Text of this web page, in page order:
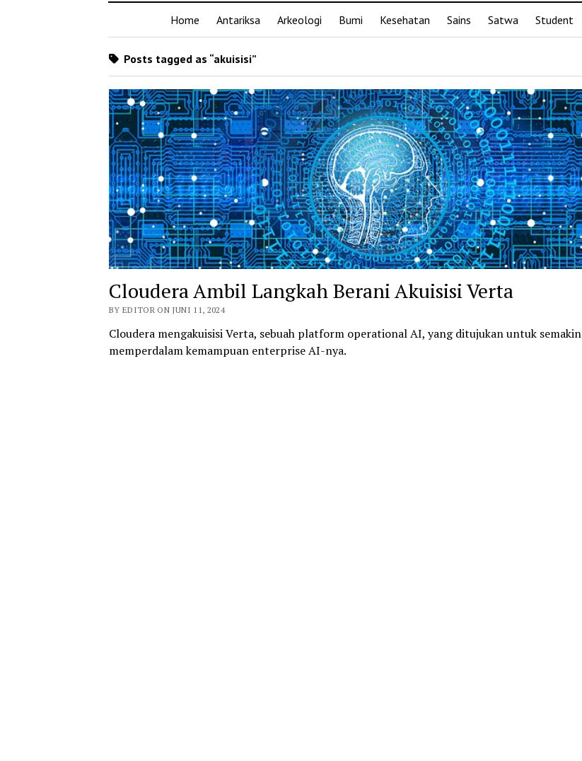
Home Antariksa Arkeologi Bumi Kesehatan Sains Satwa Student
Posts tagged as “akuisisi”
Cloudera Ambil Langkah Berani Akuisisi Verta
BY EDITOR ON JUNI 11, 2024
Cloudera mengakuisisi Verta, sebuah platform operational AI, yang ditujukan untuk semakin
memperdalam kemampuan enterprise AI-nya.